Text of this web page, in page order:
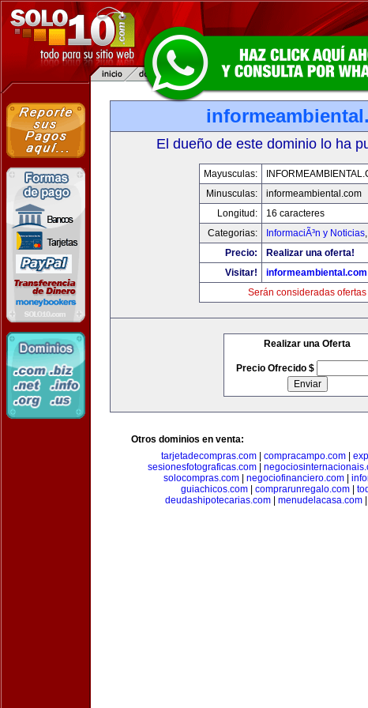
El dueño de este dominio lo ha
Mayusculas:
Minusculas:
informeambiental.com
Longitud:
16 caracteres
Categorias:
InformaciÃ³n y Noticias,
Precio:
Realizar una oferta!
Visitar!
informeambiental.com
Serán consideradas ofertas
Realizar una Oferta
Precio Ofrecido $
Otros dominios en venta:
tarjetadecompras.com
compracampo.com
sesionesfotograficas.com
solocompras.com| negociofinanciero.com|
guiachicos.com
comprarunregalo.com
deudashipotecarias.com| menudelacasa.com|